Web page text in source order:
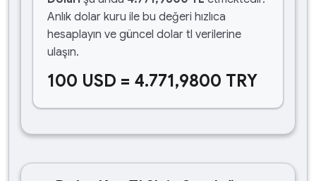
Anlık dolar kuru ile bu değeri hızlıca
hesaplayın ve güncel dolar tl verilerine
ulaşın.
100 USD = 4.771,9800 TRY